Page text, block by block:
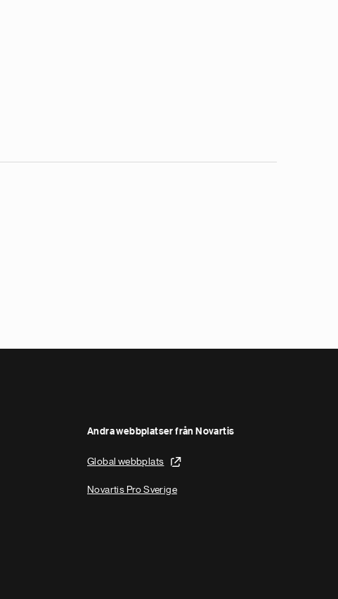
Andra webbplatser från Novartis
Global webbplats
Novartis Pro Sverige